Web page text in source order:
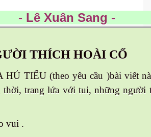
Xuân
THÍCH HOÀI CỔ
HỦ TIẾU (theo yêu cầu )bài viết
thời, trang lứa với tui, những người
vui .